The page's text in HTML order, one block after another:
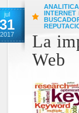
jul
31
2017
INTERNET
La
Web